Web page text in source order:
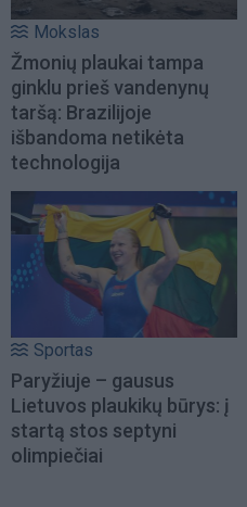
Mokslas
Žmonių plaukai tampa
ginklu prieš vandenynų
taršą: Brazilijoje
išbandoma netikėta
technologija
Sportas
Paryžiuje – gausus
Lietuvos plaukikų būrys: į
startą stos septyni
olimpiečiai